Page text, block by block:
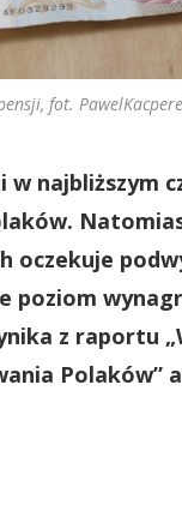
fot.
w najbliższym
oczekuje
poziom
z raportu
Polaków”